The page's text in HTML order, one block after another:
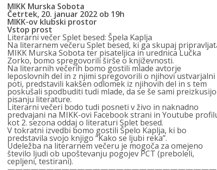
MIKK Murska Sobota
Četrtek, 20. januar 2022 ob 19h
MIKK-ov klubski prostor
Vstop prost
Literarni večer Splet besed: Špela Kaplja
Na literarnem večeru Splet besed, ki ga skupaj
MIKK Murska Sobota ter pisateljica in urednica Lučka
Zorko, bomo spregovorili širše o književnosti.
Na literarnih večerih bomo gostili mlade avtorje
leposlovnih del in z njimi spregovorili o njihovi ustvarjalni
poti, predstavili kakšen odlomek iz njihovih del in s tem
poskušali spodbuditi tudi mlade, da se še sami
pisanju literature.
Literarni večeri bodo tudi posneti v živo in naknadno
predvajani na MIKK-ovi Facebook strani in Youtube
kot 2. sezona oddaj o literaturi Splet besed.
V tokratni izvedbi bomo gostili Špelo Kaplja, ki bo
predstavila svojo knjigo “Kako se ljubi reka”.
Udeležba na literarnem večeru je mogoča za omejeno
število ljudi ob upoštevanju pogojev PCT (preboleli,
cepljeni, testirani).